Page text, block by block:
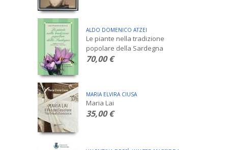
ALDO DOMENICO ATZEI
Le piante nella tradizione
popolare della Sardegna
70,00 €
MARIA ELVIRA CIUSA
Maria Lai
35,00 €